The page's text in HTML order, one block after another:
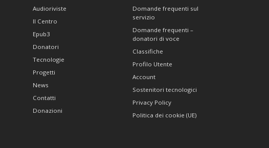
Audioriviste
Il Centro
Epub3
Donatori
Tecnologie
Progetti
News
Contatti
Donazioni
Domande frequenti sul
servizio
Domande frequenti –
donatori di voce
Classifiche
Profilo Utente
Account
Sostenitori tecnologici
Privacy Policy
Politica dei cookie (UE)